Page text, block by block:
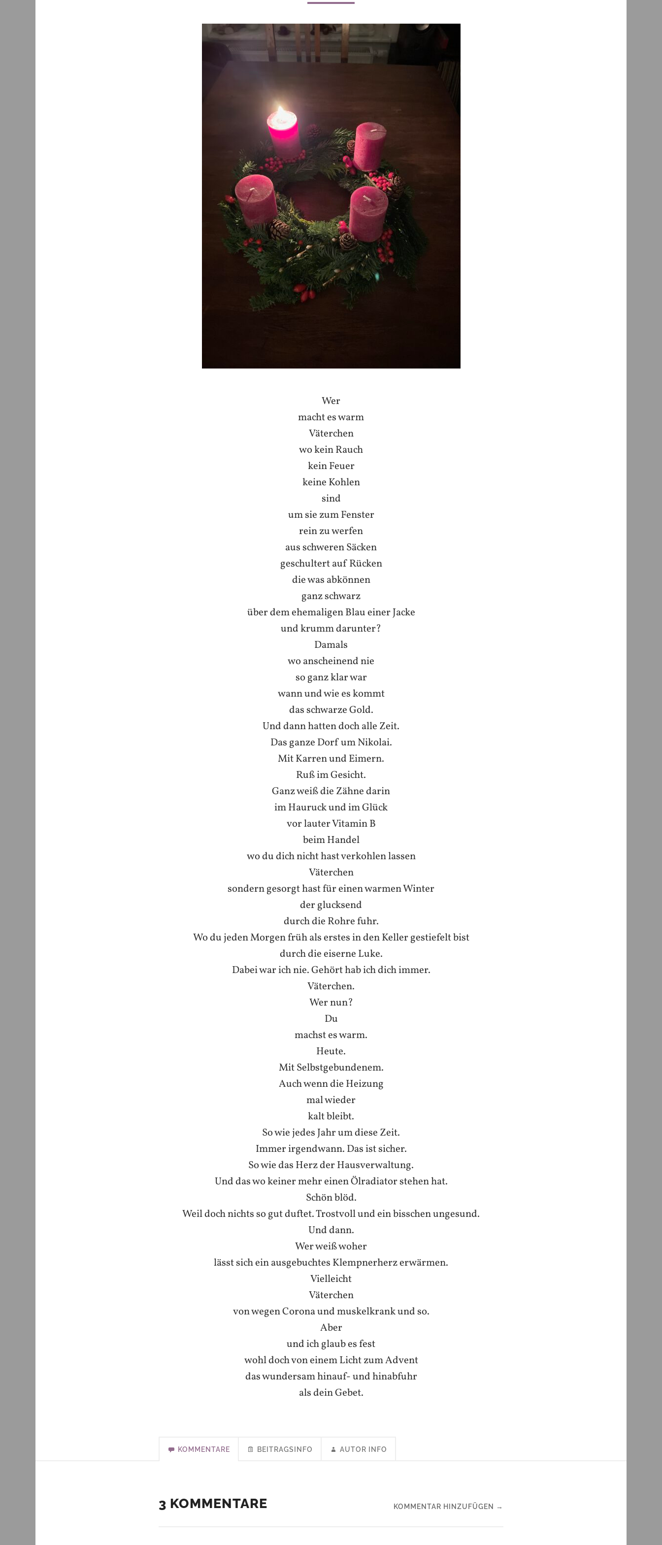
Wer
macht es warm
Väterchen
wo kein Rauch
kein Feuer
keine Kohlen
sind
um sie zum Fenster
rein zu werfen
aus schweren Säcken
geschultert auf Rücken
die was abkönnen
ganz schwarz
über dem ehemaligen Blau einer Jacke
und krumm darunter?
Damals
wo anscheinend nie
so ganz klar war
wann und wie es kommt
das schwarze Gold.
Und dann hatten doch alle Zeit.
Das ganze Dorf um Nikolai.
Mit Karren und Eimern.
Ruß im Gesicht.
Ganz weiß die Zähne darin
im Hauruck und im Glück
vor lauter Vitamin B
beim Handel
wo du dich nicht hast verkohlen lassen
Väterchen
sondern gesorgt hast für einen warmen Winter
der glucksend
durch die Rohre fuhr.
Wo du jeden Morgen früh als erstes in den Keller gestiefelt bist
durch die eiserne Luke.
Dabei war ich nie. Gehört hab ich dich immer.
Väterchen.
Wer nun?
Du
machst es warm.
Heute.
Mit Selbstgebundenem.
Auch wenn die Heizung
mal wieder
kalt bleibt.
So wie jedes Jahr um diese Zeit.
Immer irgendwann. Das ist sicher.
So wie das Herz der Hausverwaltung.
Und das wo keiner mehr einen Ölradiator stehen hat.
Schön blöd.
Weil doch nichts so gut duftet. Trostvoll und ein bisschen ungesund.
Und dann.
Wer weiß woher
lässt sich ein ausgebuchtes Klempnerherz erwärmen.
Vielleicht
Väterchen
von wegen Corona und muskelkrank und so.
Aber
und ich glaub es fest
wohl doch von einem Licht zum Advent
das wundersam hinauf- und hinabfuhr
als dein Gebet.
KOMMENTARE BEITRAGSINFO AUTOR INFO
3 KOMMENTARE KOMMENTAR HINZUFÜGEN →